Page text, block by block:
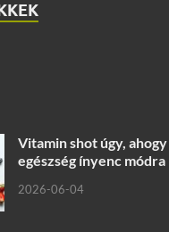
Vitamin shot úgy,
egészség ínyenc módra
2026-06-04